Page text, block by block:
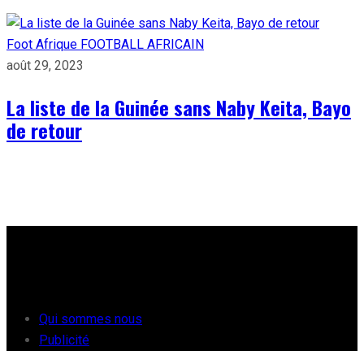
Foot Afrique FOOTBALL AFRICAIN
août 29, 2023
La liste de la Guinée sans Naby Keita, Bayo
de retour
Qui sommes nous
Publicité